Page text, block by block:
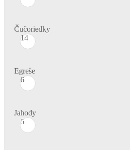
Čučoriedky
14
Egreše
6
Jahody
5